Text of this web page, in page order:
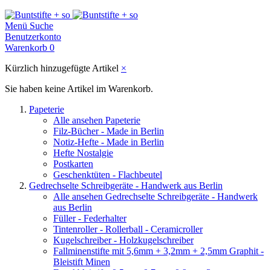
Menü Suche
Benutzerkonto
Warenkorb 0
Kürzlich hinzugefügte Artikel ×
Sie haben keine Artikel im Warenkorb.
Papeterie
Alle ansehen Papeterie
Filz-Bücher - Made in Berlin
Notiz-Hefte - Made in Berlin
Hefte Nostalgie
Postkarten
Geschenktüten - Flachbeutel
Gedrechselte Schreibgeräte - Handwerk aus Berlin
Alle ansehen Gedrechselte Schreibgeräte - Handwerk
aus Berlin
Füller - Federhalter
Tintenroller - Rollerball - Ceramicroller
Kugelschreiber - Holzkugelschreiber
Fallminenstifte mit 5,6mm + 3,2mm + 2,5mm Graphit -
Bleistift Minen